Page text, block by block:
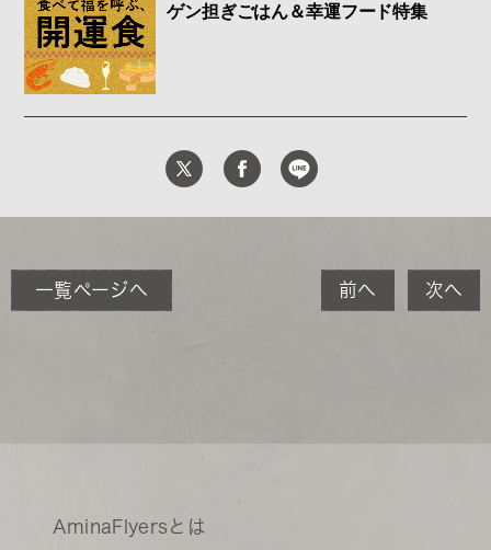
ゲン担ぎごはん＆幸運フード特集
一覧ページへ 前へ 次へ
AminaFlyersとは